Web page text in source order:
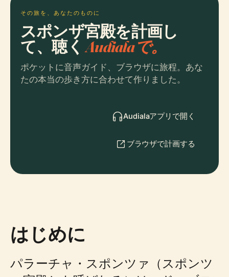
その旅を、あなたのものに
スポンザ宮殿を計画し
て、聴くAudialaで。
ポケットに音声ガイド、ブラウザに旅程。あな
たの本当の歩き方に合わせて作りました。
Audialaアプリで開く
ブラウザで計画する
はじめに
パラーチャ・スポンツァ（スポンツ